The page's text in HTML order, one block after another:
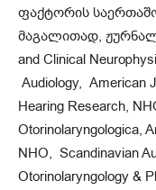
ფაქტორის
მაგალითად,
and Clinical
Audiology, American
Hearing Research,
Otorinolaryngologica,
NHO, Scandinavian
Otorinolaryngology &